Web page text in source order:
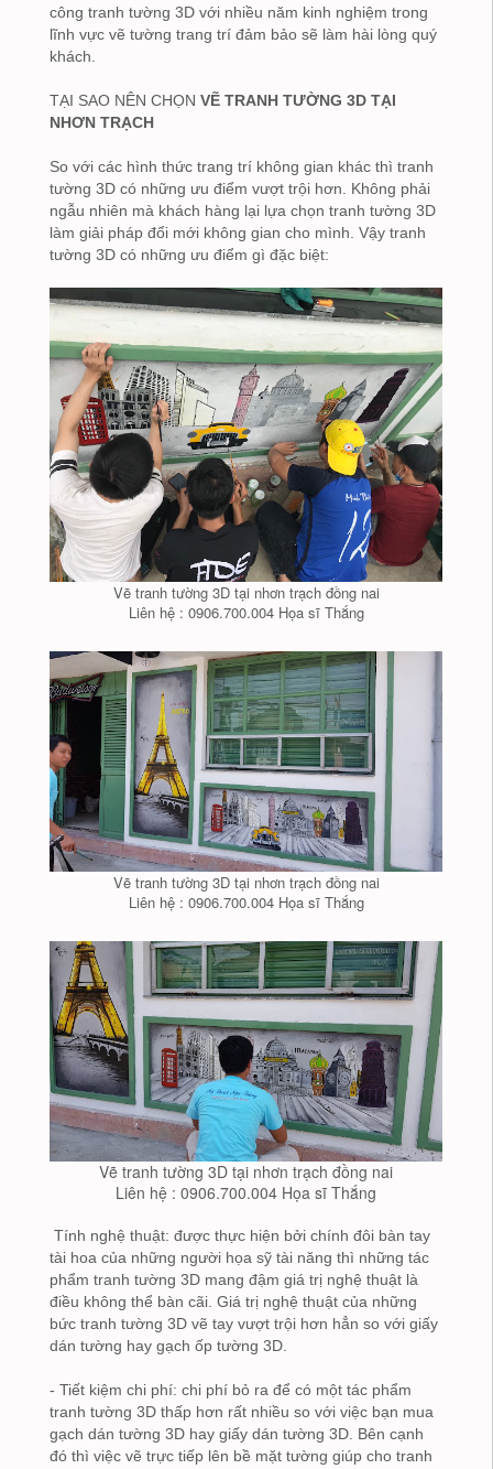
công tranh tường 3D với nhiều năm kinh nghiệm trong
lĩnh vực vẽ tường trang trí đảm bảo sẽ làm hài lòng quý
khách.
TẠI SAO NÊN CHỌN VẼ TRANH TƯỜNG 3D TẠI
NHƠN TRẠCH
So với các hình thức trang trí không gian khác thì tranh
tường 3D có những ưu điểm vượt trội hơn. Không phải
ngẫu nhiên mà khách hàng lại lựa chọn tranh tường 3D
làm giải pháp đổi mới không gian cho mình. Vậy tranh
tường 3D có những ưu điểm gì đặc biệt:
Vẽ tranh tường 3D tại nhơn trạch đồng nai
Liên hệ : 0906.700.004 Họa sĩ Thắng
Vẽ tranh tường 3D tại nhơn trạch đồng nai
Liên hệ : 0906.700.004 Họa sĩ Thắng
Vẽ tranh tường 3D tại nhơn trạch đồng nai
Liên hệ : 0906.700.004 Họa sĩ Thắng
Tính nghệ thuật: được thực hiện bởi chính đôi bàn tay
tài hoa của những người họa sỹ tài năng thì những tác
phẩm tranh tường 3D mang đậm giá trị nghệ thuật là
điều không thể bàn cãi. Giá trị nghệ thuật của những
bức tranh tường 3D vẽ tay vượt trội hơn hẳn so với giấy
dán tường hay gạch ốp tường 3D.
- Tiết kiệm chi phí: chi phí bỏ ra để có một tác phẩm
tranh tường 3D thấp hơn rất nhiều so với việc bạn mua
gạch dán tường 3D hay giấy dán tường 3D. Bên cạnh
đó thì việc vẽ trực tiếp lên bề mặt tường giúp cho tranh